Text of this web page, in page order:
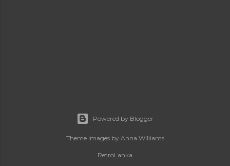
Powered by Blogger
Theme images by Anna Williams
RetroLanka